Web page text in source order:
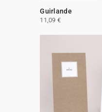
Guirlande
11,09 €